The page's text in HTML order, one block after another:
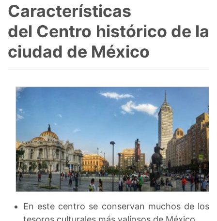
Características
del Centro histórico de la
ciudad de México
En este centro se conservan muchos de los